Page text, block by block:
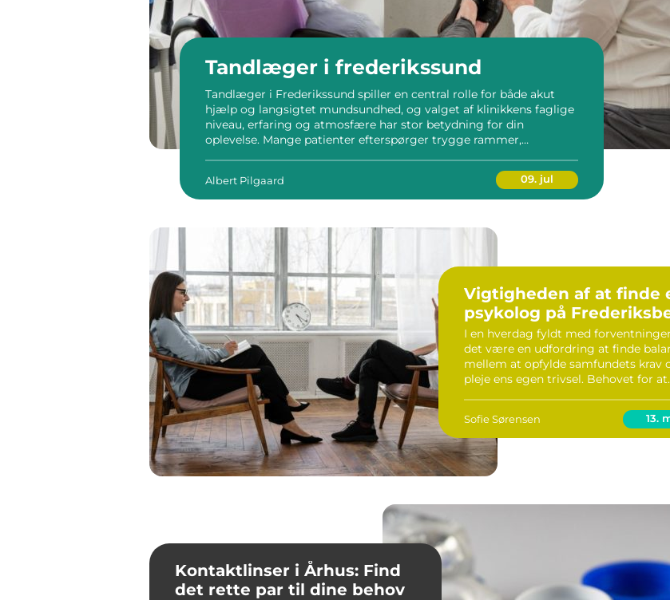
Tandlæger i frederikssund
Tandlæger i Frederikssund spiller en central rolle for både akut
hjælp og langsigtet mundsundhed, og valget af klinikkens faglige
niveau, erfaring og atmosfære har stor betydning for din
oplevelse. Mange patienter efterspørger trygge rammer,
Albert Pilgaard 09. jul
Vigtigheden af at finde
psykolog på
I en hverdag fyldt med
det være en udfordring at finde
mellem at opfylde samfundets krav
pleje ens egen trivsel. Behovet for at
for mange kan en psykolog Fre...
Sofie Sørensen 13.
Kontaktlinser i Århus: Find
det rette par til dine behov